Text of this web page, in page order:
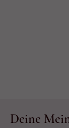
Deine